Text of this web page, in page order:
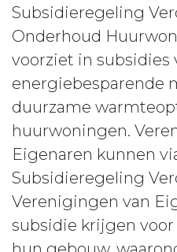
Subsidieregeling
Onderhoud
voorziet in subsidies
energiebesparende
duurzame
huurwoningen.
Eigenaren kunnen
Subsidieregeling
Verenigingen van
subsidie krijgen